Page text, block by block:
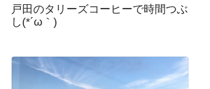
戸田のタリーズコーヒーで時間つぶ
し(*´ω｀)